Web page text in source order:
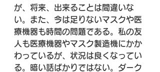
が、将来、出来ることは間違いな
い。また、今は足りないマスクや医
療機器も時間の問題である。私の友
人も医療機器やマスク製造機にかか
わっているが、状況は良くなってい
る。暗い話ばかりではない。ダーク